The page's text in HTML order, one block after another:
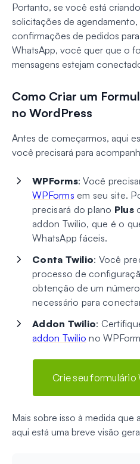
Portanto, se você está
solicitações de
confirmações de pedidos
WhatsApp, você quer que o
mensagens estejam
Como Criar um
no WordPress
Antes de começarmos, aqui
você precisará para
WPForms: Você
WPForms em seu site.
precisará do plano Plus
addon Twilio, que é o
WhatsApp fáceis.
Conta Twilio: Você
processo de
obtenção de um
necessário para
Addon Twilio:
addon Twilio no
Crie seu formulário
Mais sobre isso à medida que
aqui está uma breve visão